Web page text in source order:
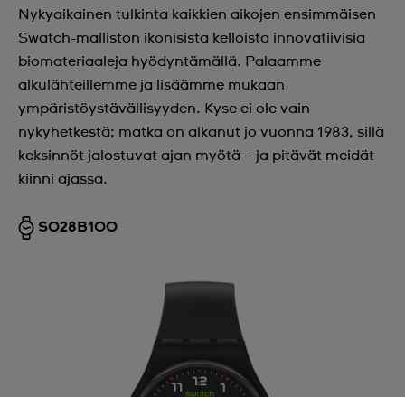
Nykyaikainen tulkinta kaikkien aikojen ensimmäisen
Swatch-malliston ikonisista kelloista innovatiivisia
biomateriaaleja hyödyntämällä. Palaamme
alkulähteillemme ja lisäämme mukaan
ympäristöystävällisyyden. Kyse ei ole vain
nykyhetkestä; matka on alkanut jo vuonna 1983, sillä
keksinnöt jalostuvat ajan myötä – ja pitävät meidät
kiinni ajassa.
SO28B100